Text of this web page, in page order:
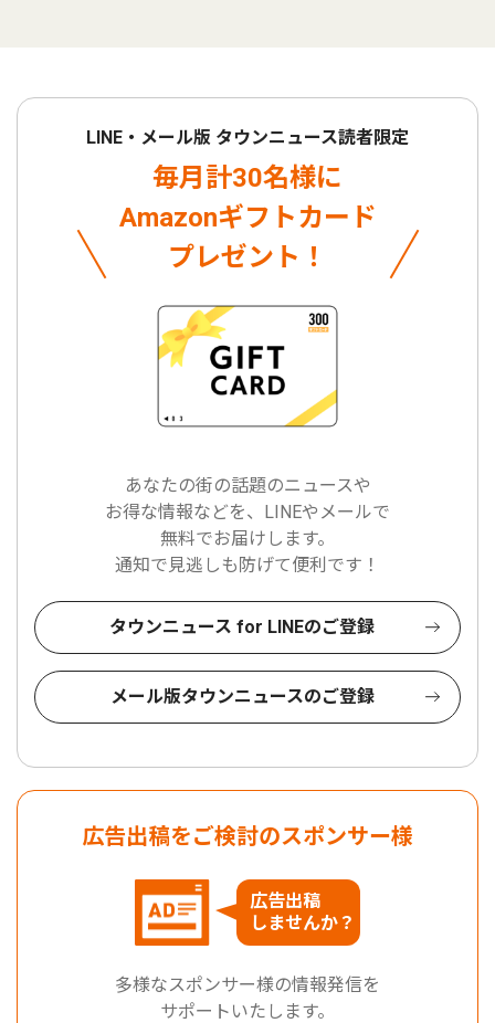
LINE・メール版 タウンニュース読者限定
毎月計30名様に
Amazonギフトカード
プレゼント！
あなたの街の話題のニュースや
お得な情報などを、LINEやメールで
無料でお届けします。
通知で見逃しも防げて便利です！
タウンニュース for LINEのご登録
メール版タウンニュースのご登録
広告出稿をご検討のスポンサー様
広告出稿
しませんか？
多様なスポンサー様の情報発信を
サポートいたします。